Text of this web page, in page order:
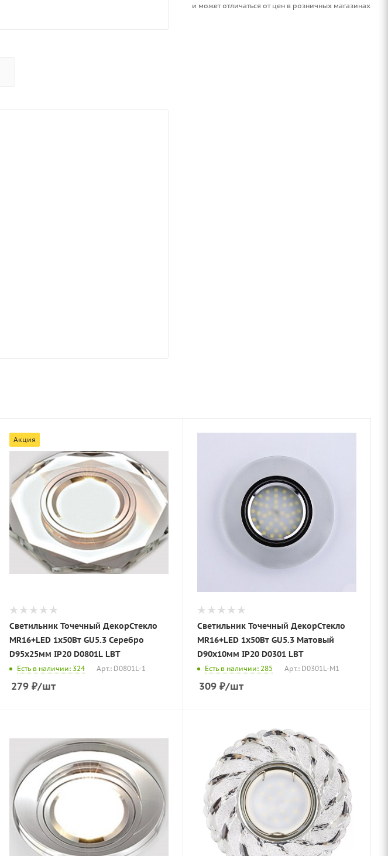
и может отличаться от цен в розничных магазинах
Акция
Светильник Точечный ДекорСтекло
MR16+LED 1х50Вт GU5.3 Серебро
D95х25мм IP20 D0801L LBT
Есть в наличии: 324 Арт.: D0801L-1
279 ₽/шт
Светильник Точечный ДекорСтекло
MR16+LED 1х50Вт GU5.3 Матовый
D90х10мм IP20 D0301 LBT
Есть в наличии: 285 Арт.: D0301L-M1
309 ₽/шт